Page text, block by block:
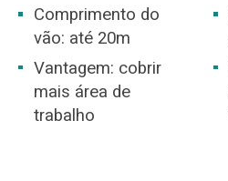
Comprimento do
vão: até 20m
Vantagem: cobrir
mais área de
trabalho